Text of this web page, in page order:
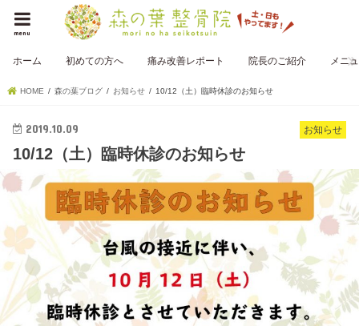
menu
ホーム 初めての方へ 痛み改善レポート 院長のご紹介 メニ
HOME 森の葉ブログ お知らせ 10/12（土）臨時休診のお知らせ
お知らせ
2019.10.09
10/12（土）臨時休診のお知らせ